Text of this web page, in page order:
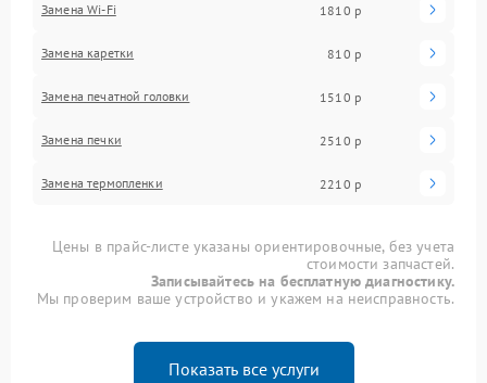
Замена Wi-Fi 1810 р
Замена каретки 810 р
Замена печатной головки 1510 р
Замена печки 2510 р
Замена термопленки 2210 р
Цены в прайс-листе указаны ориентировочные, без учета
стоимости запчастей.
Записывайтесь на бесплатную диагностику.
Мы проверим ваше устройство и укажем на неисправность.
Показать все услуги